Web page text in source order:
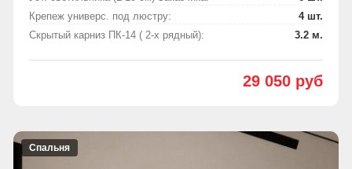
Крепеж универс. под люстру:
4 шт.
Скрытый карниз ПК-14 ( 2-х рядный):
3.2 м.
29 050 руб
Спальня